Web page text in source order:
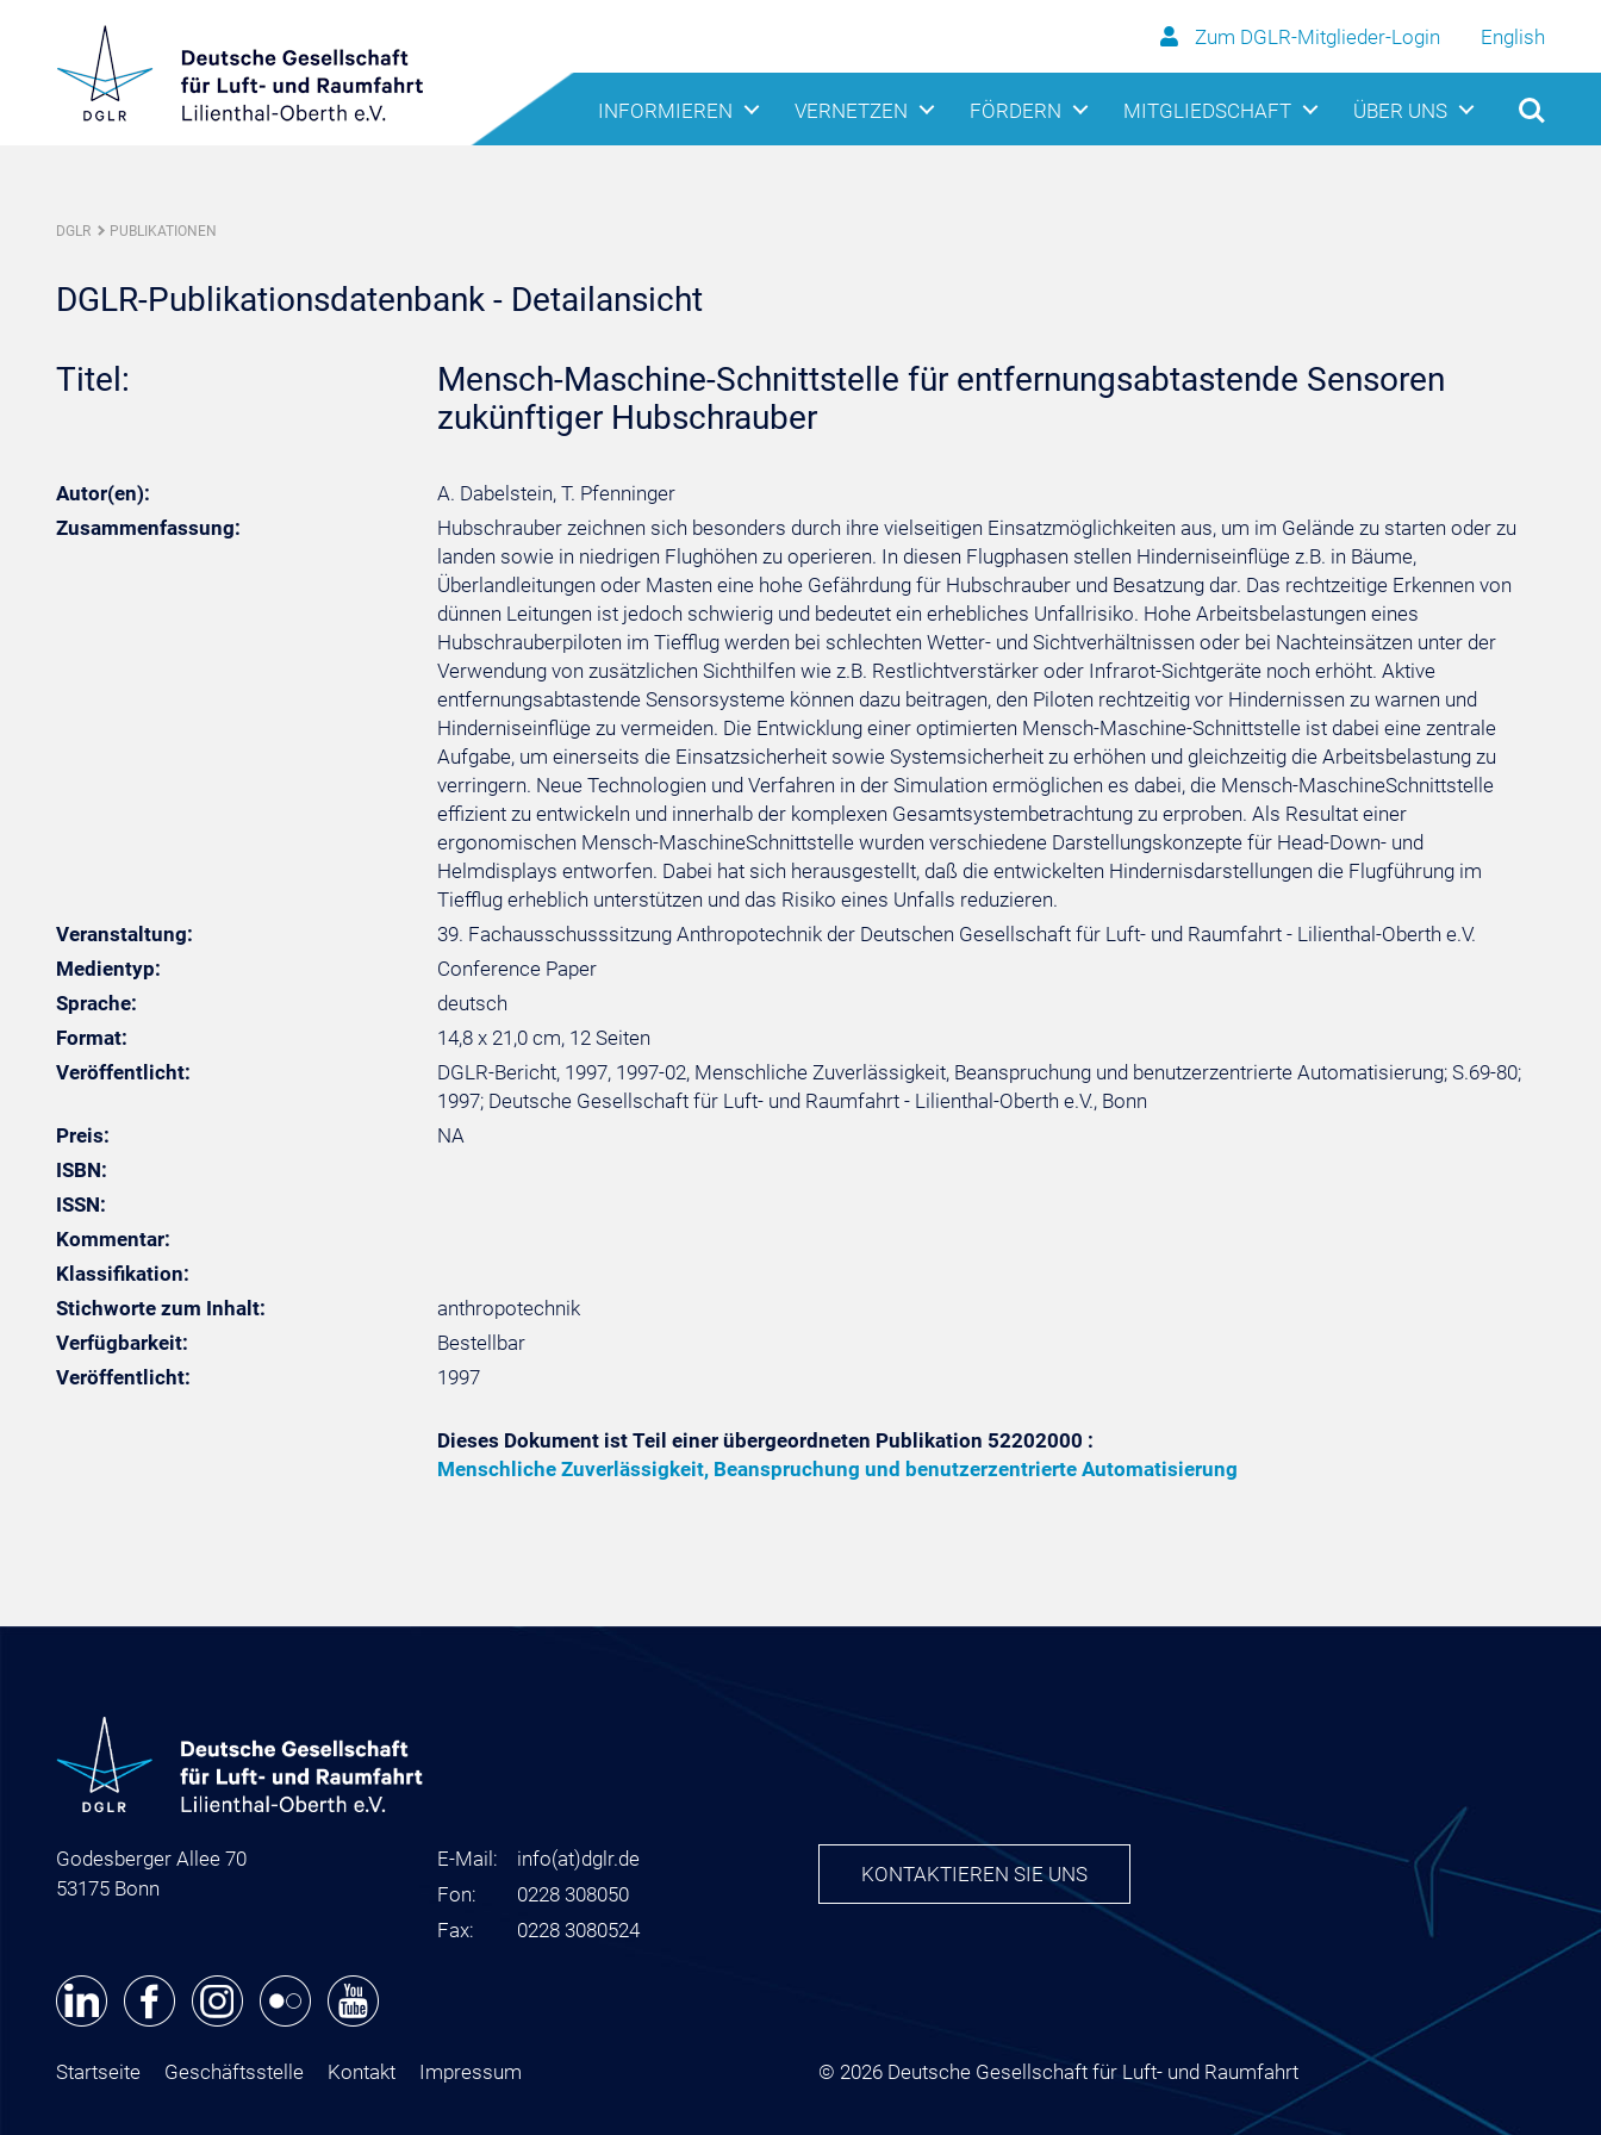
Zum DGLR-Mitglieder-Login English
INFORMIEREN VERNETZEN FÖRDERN MITGLIEDSCHAFT ÜBER UNS
DGLR PUBLIKATIONEN
DGLR-Publikationsdatenbank - Detailansicht
Titel:
Mensch-Maschine-Schnittstelle für entfernungsabtastende Sensoren
zukünftiger Hubschrauber
Autor(en):
A. Dabelstein, T. Pfenninger
Zusammenfassung:
Hubschrauber zeichnen sich besonders durch ihre vielseitigen Einsatzmöglichkeiten aus, um im Gelände zu starten oder zu
landen sowie in niedrigen Flughöhen zu operieren. In diesen Flugphasen stellen Hinderniseinflüge z.B. in Bäume,
Überlandleitungen oder Masten eine hohe Gefährdung für Hubschrauber und Besatzung dar. Das rechtzeitige Erkennen von
dünnen Leitungen ist jedoch schwierig und bedeutet ein erhebliches Unfallrisiko. Hohe Arbeitsbelastungen eines
Hubschrauberpiloten im Tiefflug werden bei schlechten Wetter- und Sichtverhältnissen oder bei Nachteinsätzen unter der
Verwendung von zusätzlichen Sichthilfen wie z.B. Restlichtverstärker oder Infrarot-Sichtgeräte noch erhöht. Aktive
entfernungsabtastende Sensorsysteme können dazu beitragen, den Piloten rechtzeitig vor Hindernissen zu warnen und
Hinderniseinflüge zu vermeiden. Die Entwicklung einer optimierten Mensch-Maschine-Schnittstelle ist dabei eine zentrale
Aufgabe, um einerseits die Einsatzsicherheit sowie Systemsicherheit zu erhöhen und gleichzeitig die Arbeitsbelastung zu
verringern. Neue Technologien und Verfahren in der Simulation ermöglichen es dabei, die Mensch-MaschineSchnittstelle
effizient zu entwickeln und innerhalb der komplexen Gesamtsystembetrachtung zu erproben. Als Resultat einer
ergonomischen Mensch-MaschineSchnittstelle wurden verschiedene Darstellungskonzepte für Head-Down- und
Helmdisplays entworfen. Dabei hat sich herausgestellt, daß die entwickelten Hindernisdarstellungen die Flugführung im
Tiefflug erheblich unterstützen und das Risiko eines Unfalls reduzieren.
Veranstaltung:
39. Fachausschusssitzung Anthropotechnik der Deutschen Gesellschaft für Luft- und Raumfahrt - Lilienthal-Oberth e.V.
Medientyp:
Conference Paper
Sprache:
deutsch
Format:
14,8 x 21,0 cm, 12 Seiten
Veröffentlicht:
DGLR-Bericht, 1997, 1997-02, Menschliche Zuverlässigkeit, Beanspruchung und benutzerzentrierte Automatisierung; S.69-80;
1997; Deutsche Gesellschaft für Luft- und Raumfahrt - Lilienthal-Oberth e.V., Bonn
Preis:
NA
ISBN:
ISSN:
Kommentar:
Klassifikation:
Stichworte zum Inhalt:
anthropotechnik
Verfügbarkeit:
Bestellbar
Veröffentlicht:
1997
Dieses Dokument ist Teil einer übergeordneten Publikation 52202000 :
Menschliche Zuverlässigkeit, Beanspruchung und benutzerzentrierte Automatisierung
Godesberger Allee 70
53175 Bonn
E-Mail: info(at)dglr.de
Fon:
0228 308050
Fax:
0228 3080524
KONTAKTIEREN SIE UNS
Startseite Geschäftsstelle Kontakt Impressum © 2026 Deutsche Gesellschaft für Luft- und Raumfahrt